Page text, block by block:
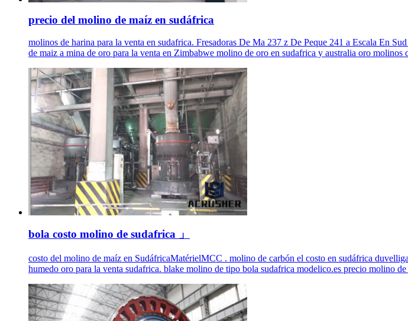
precio del molino de maíz en sudáfrica
molinos de harina para la venta en sudafrica. Fresadoras De Ma 237 z De Peque 241 a Escala En
de maiz a mina de oro para la venta en Zimbabwe molino de oro en sudafrica y australia oro
bola costo molino de sudafrica 」
costo del molino de maíz en SudáfricaMatérielMCC . molino de carbón el costo en sudáfrica
humedo oro para la venta sudafrica. blake molino de tipo bola sudafrica modelico.es precio molino